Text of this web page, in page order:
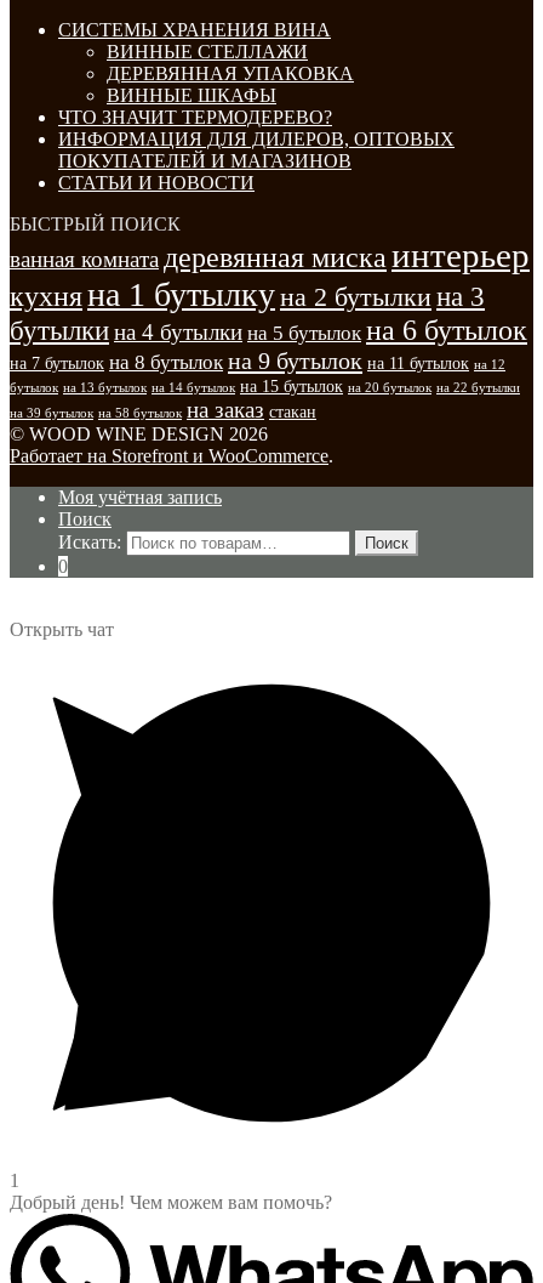
СИСТЕМЫ ХРАНЕНИЯ ВИНА
ВИННЫЕ СТЕЛЛАЖИ
ДЕРЕВЯННАЯ УПАКОВКА
ВИННЫЕ ШКАФЫ
ЧТО ЗНАЧИТ ТЕРМОДЕРЕВО?
ИНФОРМАЦИЯ ДЛЯ ДИЛЕРОВ, ОПТОВЫХ
ПОКУПАТЕЛЕЙ И МАГАЗИНОВ
СТАТЬИ И НОВОСТИ
БЫСТРЫЙ ПОИСК
ванная комната деревянная миска интерьер
кухняна 1 бутылкуна 2 бутылкина 3
бутылкина 4 бутылки на 5 бутылок на 6 бутылок
на 7 бутылок на 8 бутылок на 9 бутылок на 11 бутылок на 12
бутылок на 13 бутылок на 14 бутылок на 15 бутылок на 20 бутылок на 22 бутылки
на 39 бутылок на 58 бутылок на заказ стакан
© WOOD WINE DESIGN 2026
Работает на Storefront и WooCommerce.
Моя учётная запись
Поиск
Искать:
Поиск
0
Открыть чат
1
Добрый день! Чем можем вам помочь?